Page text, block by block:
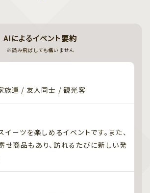
AIによるイベント要約
※読み飛ばしても構いません
族連 / 友人同士 / 観光客
ーツを楽しめるイベントです。また、
せ商品もあり、訪れるたびに新しい発